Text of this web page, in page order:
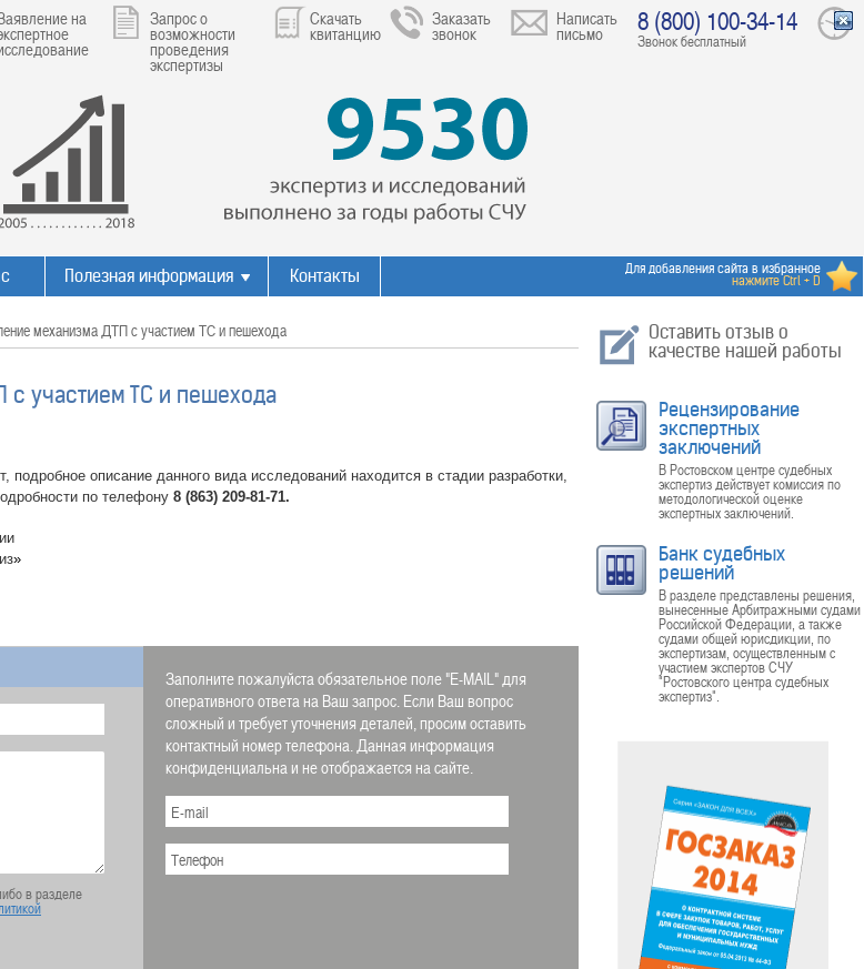
на Запрос о
возможности
проведения
экспертизы
Скачать
квитанцию
Заказать
звонок
Написать
письмо 8 (800) 100-34-14
Звонок бесплатный
Полезная информация Контакты Для добавления сайта в избранное
нажмите Ctrl + D
механизма ДТП с участием ТС и пешехода
с участием ТС и пешехода
подробное описание данного вида исследований находится в стадии разработки,
по телефону 8 (863) 209-81-71.
»
в разделе
Заполните пожалуйста обязательное поле "E-MAIL" для
оперативного ответа на Ваш запрос. Если Ваш вопрос
сложный и требует уточнения деталей, просим оставить
контактный номер телефона. Данная информация
конфиденциальна и не отображается на сайте.
Оставить отзыв о
качестве нашей работы
Рецензирование
экспертных
заключений
В Ростовском центре судебных
экспертиз действует комиссия по
методологической оценке
экспертных заключений.
Банк судебных
решений
В разделе представлены решения,
вынесенные Арбитражными судами
Российской Федерации, а также
судами общей юрисдикции, по
экспертизам, осуществленным с
участием экспертов СЧУ
"Ростовского центра судебных
экспертиз".